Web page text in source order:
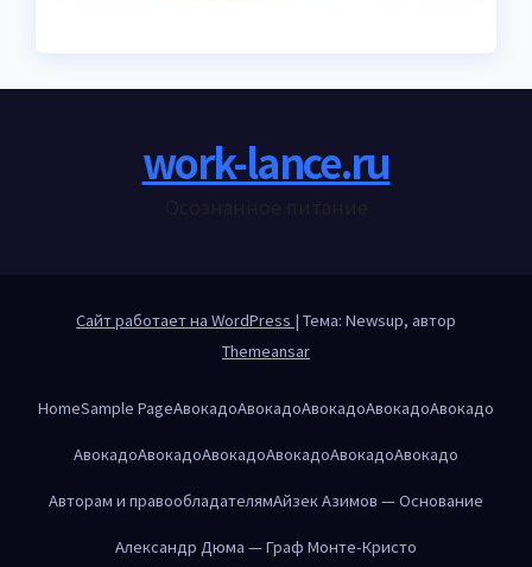
work-lance.ru
Сайт работает на WordPress | Тема: Newsup, автор
Themeansar
HomeSample PageАвокадоАвокадоАвокадоАвокадоАвокадо
АвокадоАвокадоАвокадоАвокадоАвокадоАвокадо
Авторам и правообладателямАйзек Азимов — Основание
Александр Дюма — Граф Монте-Кристо